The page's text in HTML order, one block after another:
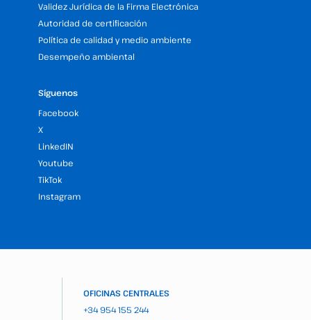
Validez Jurídica de la Firma Electrónica
Autoridad de certificación
Política de calidad y medio ambiente
Desempeño ambiental
Síguenos
Facebook
X
LinkedIN
Youtube
TikTok
Instagram
OFICINAS CENTRALES
+34 954 155 244